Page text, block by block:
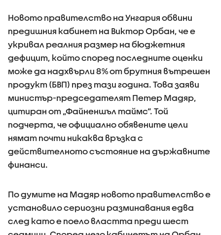
Новото правителство на Унгария обвини
предишния кабинет на Виктор Орбан, че е
укривал реалния размер на бюджетния
дефицит, който според последните оценки
може да надхвърли 8% от брутния вътрешен
продукт (БВП) през тази година. Това заяви
министър-председателят Петер Мадяр,
цитиран от „Файненшъл таймс“. Той
подчерта, че официално обявените цели
нямат почти никаква връзка с
действителното състояние на държавните
финанси.
По думите на Мадяр новото правителство е
установило сериозни разминавания едва
след като е поело властта преди шест